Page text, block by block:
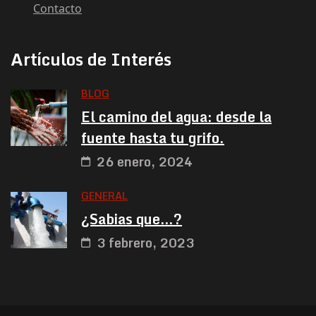
Contacto
Artículos de Interés
BLOG
El camino del agua: desde la
fuente hasta tu grifo.
26 enero, 2024
GENERAL
¿Sabias que…?
3 febrero, 2023